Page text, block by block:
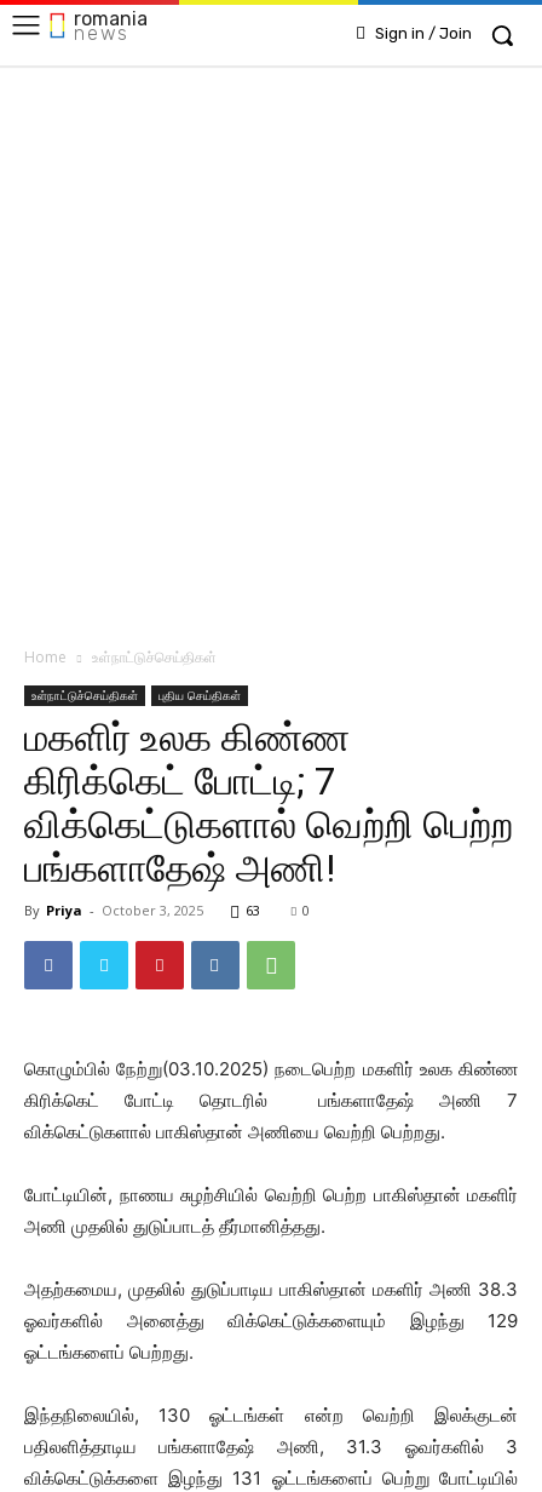
romania
news Sign in / Join
Home உள்நாட்டுச்செய்திகள்
உள்நாட்டுச்செய்திகள் புதிய செய்திகள்
மகளிர் உலக கிண்ண
கிரிக்கெட் போட்டி; 7
விக்கெட்டுகளால் வெற்றி பெற்ற
பங்களாதேஷ் அணி!
By Priya - October 3, 2025 63 0
கொழும்பில் நேற்று(03.10.2025) நடைபெற்ற மகளிர் உலக கிண்ண
கிரிக்கெட் போட்டி தொடரில் பங்களாதேஷ் அணி 7
விக்கெட்டுகளால் பாகிஸ்தான் அணியை வெற்றி பெற்றது.
போட்டியின், நாணய சுழற்சியில் வெற்றி பெற்ற பாகிஸ்தான் மகளிர்
அணி முதலில் துடுப்பாடத் தீர்மானித்தது.
அதற்கமைய, முதலில் துடுப்பாடிய பாகிஸ்தான் மகளிர் அணி 38.3
ஓவர்களில் அனைத்து விக்கெட்டுக்களையும் இழந்து 129
ஓட்டங்களைப் பெற்றது.
இந்தநிலையில், 130 ஓட்டங்கள் என்ற வெற்றி இலக்குடன்
பதிலளித்தாடிய பங்களாதேஷ் அணி, 31.3 ஓவர்களில் 3
விக்கெட்டுக்களை இழந்து 131 ஓட்டங்களைப் பெற்று போட்டியில்